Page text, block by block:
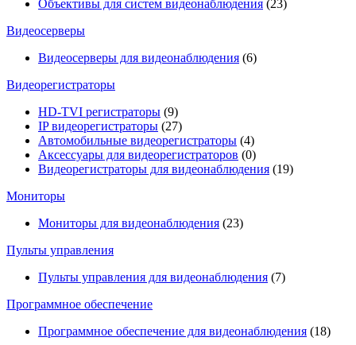
Объективы для систем видеонаблюдения (23)
Видеосерверы
Видеосерверы для видеонаблюдения (6)
Видеорегистраторы
HD-TVI регистраторы (9)
IP видеорегистраторы (27)
Автомобильные видеорегистраторы (4)
Аксессуары для видеорегистраторов (0)
Видеорегистраторы для видеонаблюдения (19)
Мониторы
Мониторы для видеонаблюдения (23)
Пульты управления
Пульты управления для видеонаблюдения (7)
Программное обеспечение
Программное обеспечение для видеонаблюдения (18)